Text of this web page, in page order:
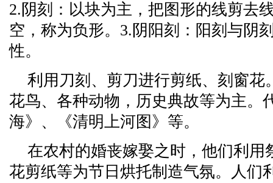
2.阴刻：以块为主，把图形的线剪去
空，称为负形。3.阴阳刻：阳刻与阴
性。
利用刀刻、剪刀进行剪纸、刻窗花
花鸟、各种动物，历史典故等为主。
海》、《清明上河图》等。
在农村的婚丧嫁娶之时，他们利用
花剪纸等为节日烘托制造气氛。人们